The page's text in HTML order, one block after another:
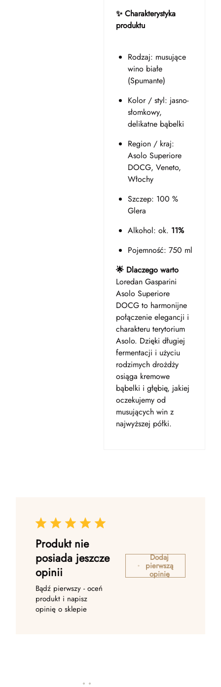
✨ Charakterystyka
produktu
Rodzaj: musujące
wino białe
(Spumante)
Kolor / styl: jasno­
słomkowy,
delikatne bąbelki
Region / kraj:
Asolo Superiore
DOCG, Veneto,
Włochy
Szczep: 100 %
Glera
Alkohol: ok. 11%
Pojemność: 750 ml
🌟 Dlaczego warto
Loredan Gasparini
Asolo Superiore
DOCG to harmonijne
połączenie elegancji i
charakteru terytorium
Asolo. Dzięki długiej
fermentacji i użyciu
rodzimych drożdży
osiąga kremowe
bąbelki i głębię, jakiej
oczekujemy od
musujących win z
najwyższej półki.
Produkt nie
posiada jeszcze
opinii
Bądź pierwszy - oceń
produkt i napisz
opinię o sklepie
Dodaj
pierwszą
opinię